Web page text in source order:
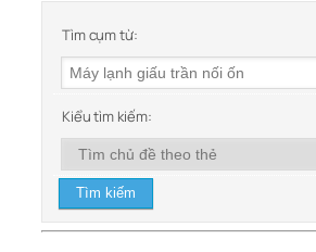
Tìm cụm từ:
Kiểu tìm kiếm: